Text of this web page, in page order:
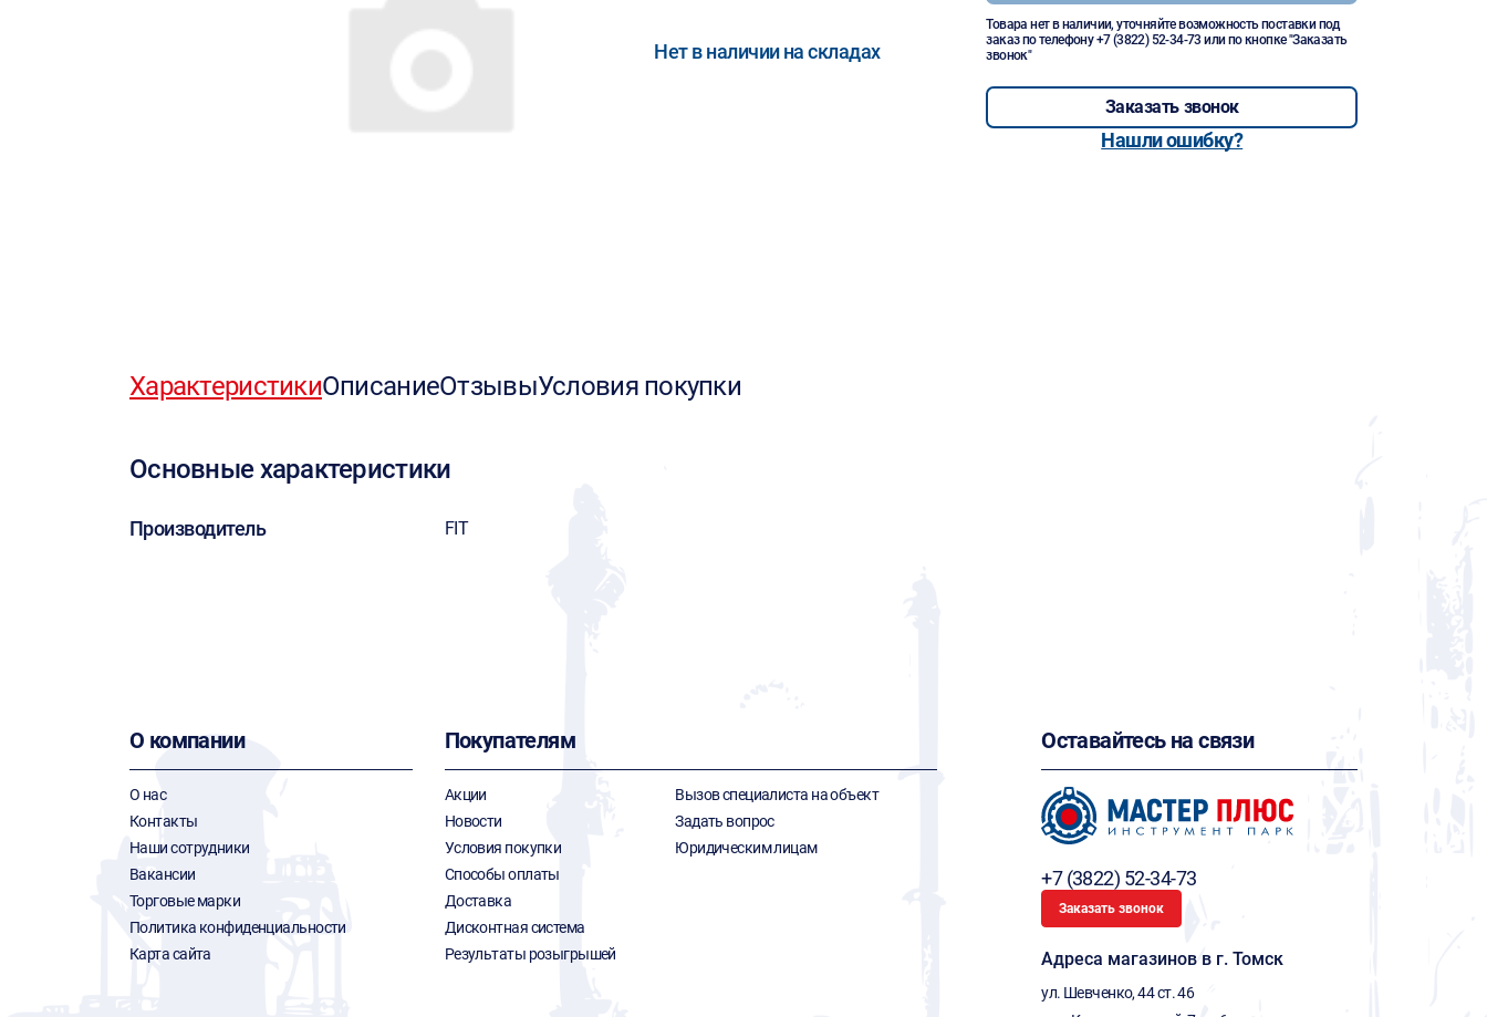
Нет в наличии на складах
Товара нет в наличии, уточняйте возможность поставки под
заказ по телефону+7 (3822) 52-34-73 или по кнопке "Заказать
звонок"
Заказать звонок
Нашли ошибку?
ХарактеристикиОписаниеОтзывыУсловия покупки
Основные характеристики
Производитель FIT
О компании
О нас
Контакты
Наши сотрудники
Вакансии
Торговые марки
Политика конфиденциальности
Карта сайта
Покупателям
Акции
Новости
Условия покупки
Способы оплаты
Доставка
Дисконтная система
Результаты розыгрышей
Вызов специалиста на объект
Задать вопрос
Юридическим лицам
Оставайтесь на связи
+7 (3822) 52-34-73
Заказать звонок
Адреса магазинов в г. Томск
ул. Шевченко, 44 ст. 46